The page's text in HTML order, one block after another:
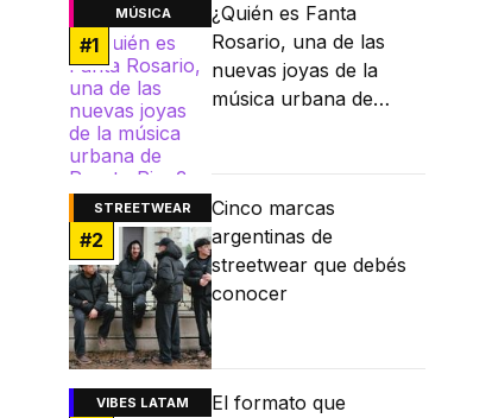
MÚSICA
#1
¿Quién es Fanta
Rosario, una de las
nuevas joyas de la
música urbana de
STREETWEAR
#2
Cinco marcas
argentinas de
streetwear que debés
conocer
VIBES LATAM
El formato que